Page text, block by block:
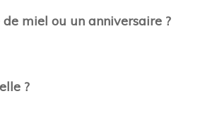
miel ou un anniversaire ?
?